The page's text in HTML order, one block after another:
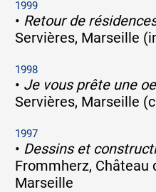
1999
• Retour de
Servières, Marseille
1998
• Je vous prête une
Servières, Marseille
1997
• Dessins et
Frommherz, Château
Marseille